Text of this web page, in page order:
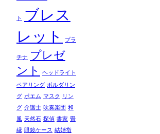
ト ブレス
レット
プラ
チナ プレゼ
ント
ヘッドライト
ペアリング ボルダリン
グ ポエム マスク リン
グ 介護士 吹奏楽団 和
風 天然石 探偵 書家 畳
縁 眼鏡ケース 結婚指